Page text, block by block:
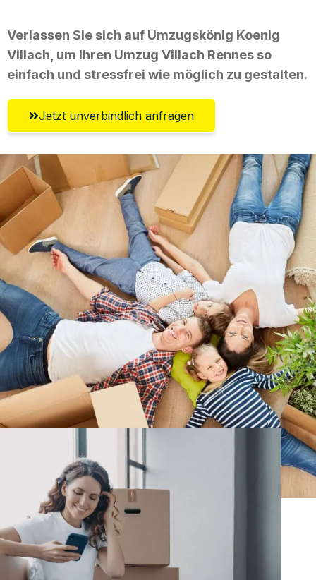
Verlassen Sie sich auf Umzugskönig Koenig
Villach, um Ihren Umzug Villach Rennes so
einfach und stressfrei wie möglich zu gestalten.
Jetzt unverbindlich anfragen